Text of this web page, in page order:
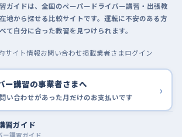
ガイドは、全国のペーパードライバー講習・出張教
地から探せる比較サイトです。運転に不安のある方
て自分に合った教習を見つけられます。
サイト情報お問い合わせ掲載業者さまログイン
ー講習の事業者さまへ
い合わせがあった月だけのお支払いです ›
習ガイド
ー講習ガイド